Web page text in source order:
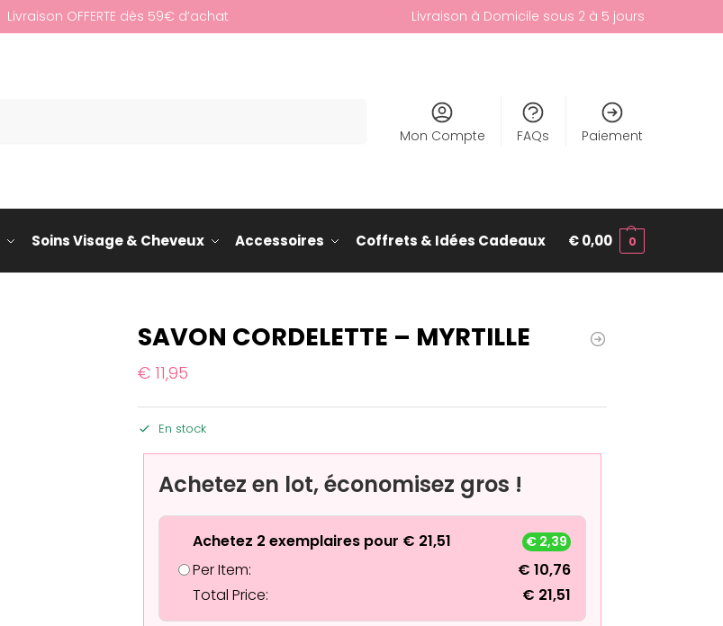
Livraison OFFERTE dès 59€ d’achat Livraison à Domicile sous 2 à 5 jours
Mon Compte FAQs Paiement
Soins Visage & Cheveux Accessoires Coffrets & Idées Cadeaux €0,00 0
SAVON CORDELETTE – MYRTILLE
€11,95
En stock
Achetez en lot, économisez gros !
Achetez 2 exemplaires pour € 21,51 € 2,39
Per Item: € 10,76
Total Price:
€ 21,51